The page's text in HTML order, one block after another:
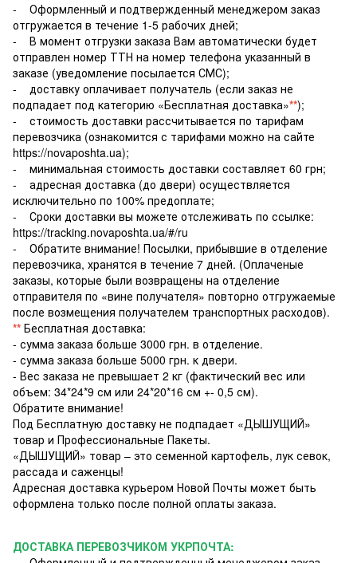
- Оформленный и подтвержденный менеджером заказ
отгружается в течение 1-5 рабочих дней;
- В момент отгрузки заказа Вам автоматически будет
отправлен номер ТТН на номер телефона указанный в
заказе (уведомление посылается СМС);
- доставку оплачивает получатель (если заказ не
подпадает под категорию «Бесплатная доставка»**);
- стоимость доставки рассчитывается по тарифам
перевозчика (ознакомится с тарифами можно на сайте
https://novaposhta.ua);
- минимальная стоимость доставки составляет 60 грн;
- адресная доставка (до двери) осуществляется
исключительно по 100% предоплате;
- Сроки доставки вы можете отслеживать по ссылке:
https://tracking.novaposhta.ua/#/ru
- Обратите внимание! Посылки, прибывшие в отделение
перевозчика, хранятся в течение 7 дней. (Оплаченые
заказы, которые были возвращены на отделение
отправителя по «вине получателя» повторно отгружаемые
после возмещения получателем транспортных расходов).
** Бесплатная доставка:
- сумма заказа больше 3000 грн. в отделение.
- сумма заказа больше 5000 грн. к двери.
- Вес заказа не превышает 2 кг (фактический вес или
объем: 34*24*9 см или 24*20*16 см +- 0,5 см).
Обратите внимание!
Под Бесплатную доставку не подпадает «ДЫШУЩИЙ»
товар и Профессиональные Пакеты.
«ДЫШУЩИЙ» товар – это семенной картофель, лук севок,
рассада и саженцы!
Адресная доставка курьером Новой Почты может быть
оформлена только после полной оплаты заказа.
ДОСТАВКА ПЕРЕВОЗЧИКОМ УКРПОЧТА: